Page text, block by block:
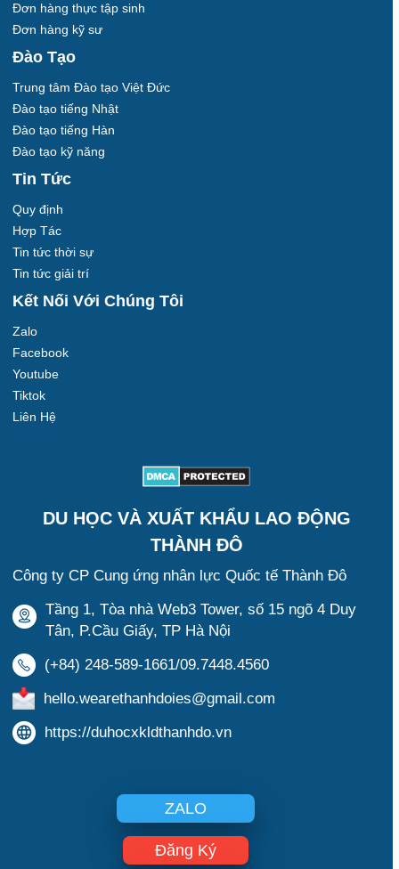
Đơn hàng thực tập sinh
Đơn hàng kỹ sư
Đào Tạo
Trung tâm Đào tạo Việt Đức
Đào tạo tiếng Nhật
Đào tạo tiếng Hàn
Đào tạo kỹ năng
Tin Tức
Quy định
Hợp Tác
Tin tức thời sự
Tin tức giải trí
Kết Nối Với Chúng Tôi
Zalo
Facebook
Youtube
Tiktok
Liên Hệ
DU HỌC VÀ XUẤT KHẨU LAO ĐỘNG
THÀNH ĐÔ
Công ty CP Cung ứng nhân lực Quốc tế Thành Đô
Tầng 1, Tòa nhà Web3 Tower, số 15 ngõ 4 Duy
Tân, P.Cầu Giấy, TP Hà Nội
(+84) 248-589-1661/09.7448.4560
hello.wearethanhdoies@gmail.com
https://duhocxkldthanhdo.vn
ZALO
Đăng Ký